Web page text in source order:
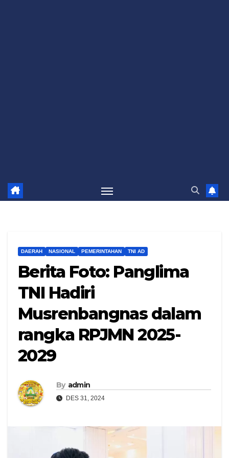
DAERAH NASIONAL PEMERINTAHAN TNI AD
Berita Foto: Panglima
TNI Hadiri
Musrenbangnas dalam
rangka RPJMN 2025-
2029
By admin
DES 31, 2024